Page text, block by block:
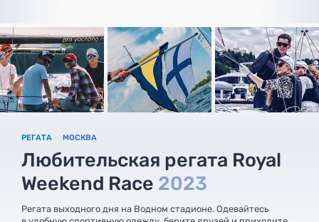
РЕГАТА МОСКВА
Любительская регата Royal
Weekend Race 2023
Регата выходного дня на Водном стадионе. Одевайтесь